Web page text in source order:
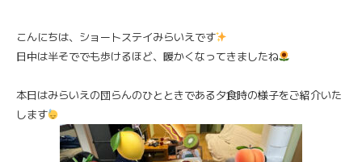
こんにちは、ショートステイみらいえです
日中は半そででも歩けるほど、暖かくなってきましたね
本日はみらいえの団らんのひとときである夕食時の様子をご紹介いた
します